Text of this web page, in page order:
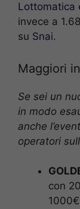
Lottomatica
invece a
su Snai.
Maggiori
Se sei un
in modo
anche
operatori
con
1000€